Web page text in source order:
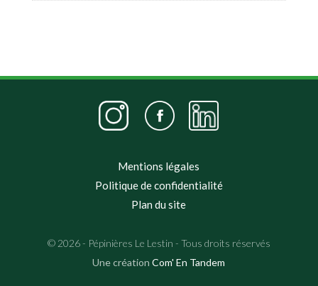
Mentions légales
Politique de confidentialité
Plan du site
© 2026 - Pépinières Le Lestin - Tous droits réservés
Une créationCom' En Tandem